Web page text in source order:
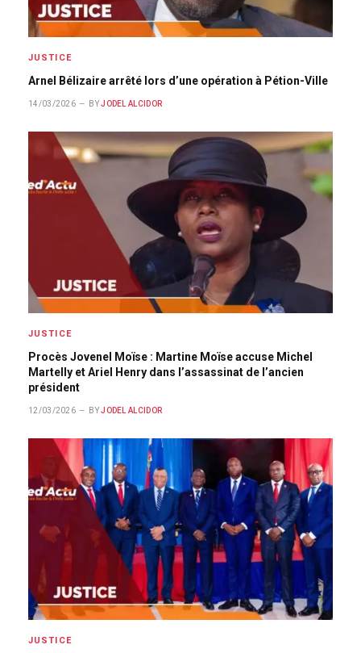
JUSTICE
Arnel Bélizaire arrêté lors d’une opération à Pétion-Ville
14/03/2026 BY JODEL ALCIDOR
JUSTICE
Procès Jovenel Moïse : Martine Moïse accuse Michel
Martelly et Ariel Henry dans l’assassinat de l’ancien
président
12/03/2026 BY JODEL ALCIDOR
JUSTICE